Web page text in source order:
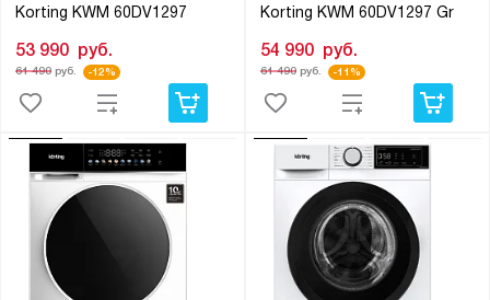
Korting KWM 60DV1297
53 990 руб.
61 490руб. -12%
Korting KWM 60DV1297 Gr
54 990 руб.
61 490руб. -11%